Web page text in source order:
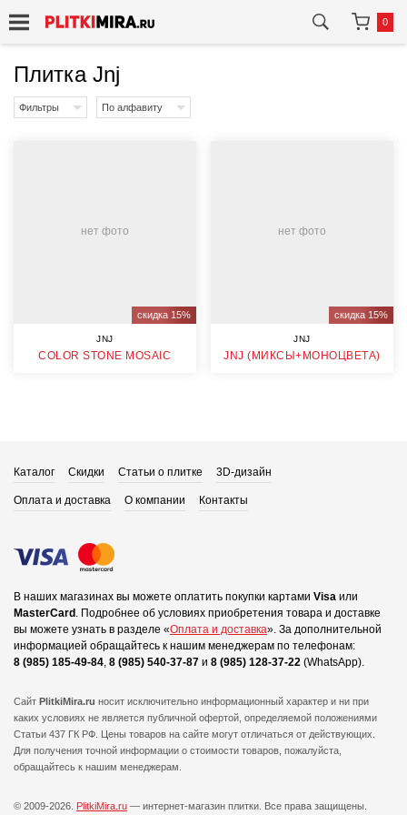
0
Плитка Jnj
Фильтры По алфавиту
нет фото
скидка 15%
JNJ
COLOR STONE MOSAIC
нет фото
скидка 15%
JNJ
JNJ (МИКСЫ+МОНОЦВЕТА)
Каталог Скидки Статьи о плитке 3D-дизайн
Оплата и доставка О компании Контакты
В наших магазинах вы можете оплатить покупки картами Visa или
MasterCard Подробнее об условиях приобретения товара и доставке
вы можете узнать в разделе «Оплата и доставка». За дополнительной
информацией обращайтесь к нашим менеджерам по телефонам:
8 (985) 185-49-84 8 (985) 540-37-87 и 8 (985) 128-37-22 (WhatsApp).
Сайт PlitkiMira.ru носит исключительно информационный характер и ни при
каких условиях не является публичной офертой, определяемой положениями
Статьи 437 ГК РФ. Цены товаров на сайте могут отличаться от действующих.
Для получения точной информации о стоимости товаров, пожалуйста,
обращайтесь к нашим менеджерам.
© 2009-2026. PlitkiMira.ru — интернет-магазин плитки. Все права защищены.